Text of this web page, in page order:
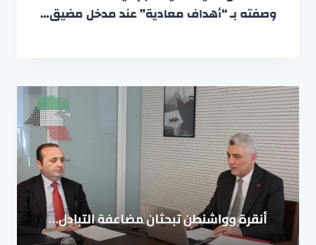
وصفته بـ “أهداف معادية” عند مدخل مضيق…